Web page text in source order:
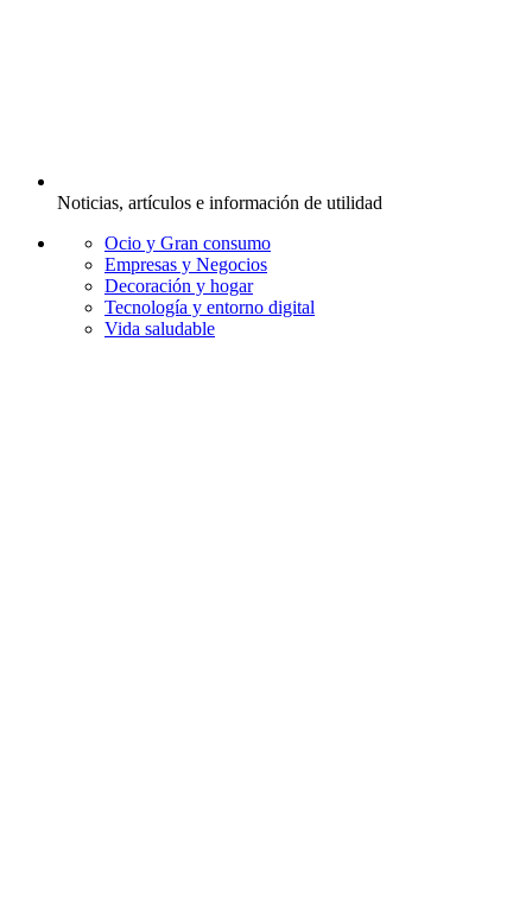
Noticias, artículos e información de utilidad
Ocio y Gran consumo
Empresas y Negocios
Decoración y hogar
Tecnología y entorno digital
Vida saludable